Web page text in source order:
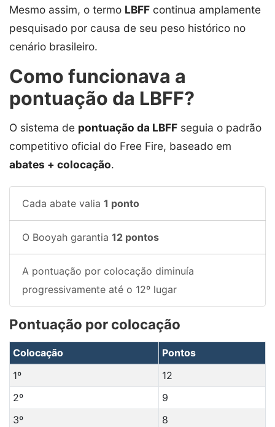
Mesmo assim, o termo LBFF continua amplamente
pesquisado por causa de seu peso histórico no
cenário brasileiro.
Como funcionava a
pontuação da LBFF?
O sistema de pontuação da LBFF seguia o padrão
competitivo oficial do Free Fire, baseado em
abates + colocação.
Cada abate valia 1 ponto
O Booyah garantia 12 pontos
A pontuação por colocação diminuía
progressivamente até o 12º lugar
Pontuação por colocação
Colocação
Pontos
1º
12
2º
9
3º
8